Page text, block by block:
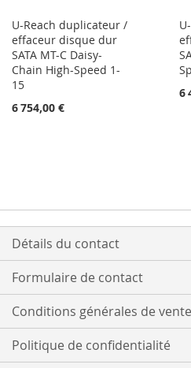
U-Reach duplicateur /
effaceur disque dur
SATA MT-C Daisy-
Chain High-Speed 1-
15
6 754,00 €
6
Détails du contact
Formulaire de contact
Conditions générales de vente
Politique de confidentialité